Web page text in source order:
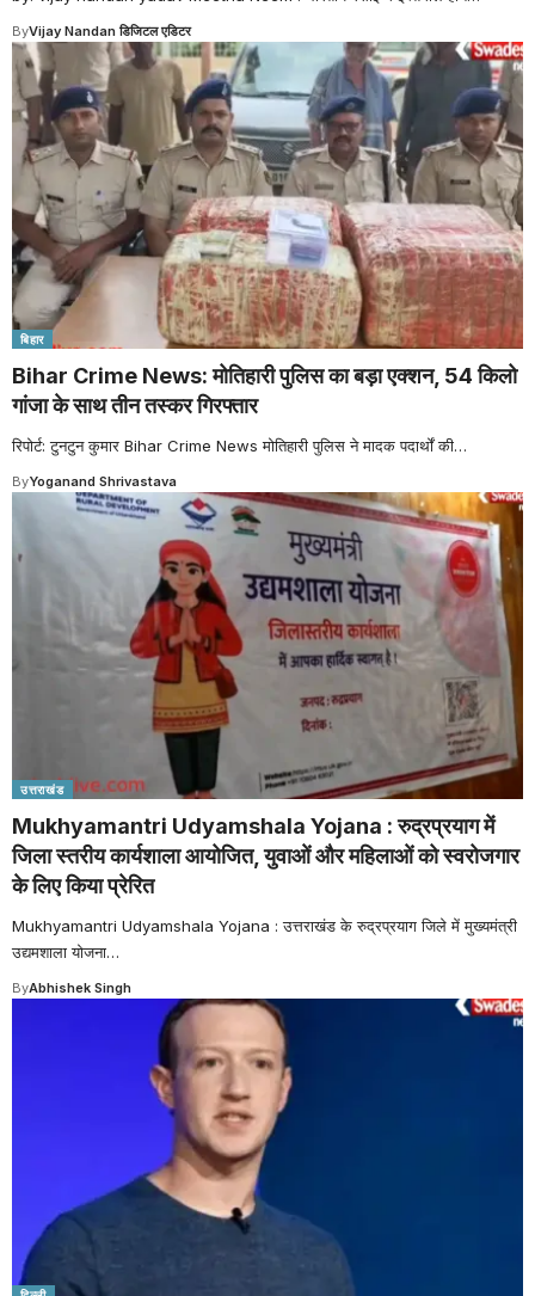
ByVijay Nandan डिजिटल एडिटर
बिहार
Bihar Crime News: मोतिहारी पुलिस का बड़ा एक्शन, 54 किलो
गांजा के साथ तीन तस्कर गिरफ्तार
रिपोर्ट: टुनटुन कुमार Bihar Crime News मोतिहारी पुलिस ने मादक पदार्थों की…
ByYoganand Shrivastava
उत्तराखंड
Mukhyamantri Udyamshala Yojana : रुद्रप्रयाग में
जिला स्तरीय कार्यशाला आयोजित, युवाओं और महिलाओं को स्वरोजगार
के लिए किया प्रेरित
Mukhyamantri Udyamshala Yojana : उत्तराखंड के रुद्रप्रयाग जिले में मुख्यमंत्री
उद्यमशाला योजना…
ByAbhishek Singh